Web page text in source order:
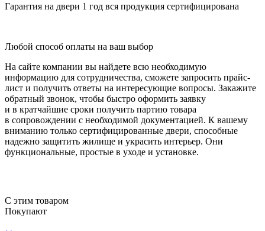
Гарантия на двери 1 год вся продукция сертифицирована
Любой способ оплаты на ваш выбор
На сайте компании вы найдете всю необходимую
информацию для сотрудничества, сможете запросить прайс-
лист и получить ответы на интересующие вопросы. Закажите
обратный звонок, чтобы быстро оформить заявку
и в кратчайшие сроки получить партию товара
в сопровождении с необходимой документацией. К вашему
вниманию только сертифицированные двери, способные
надежно защитить жилище и украсить интерьер. Они
функциональные, простые в уходе и установке.
С этим товаром
Покупают